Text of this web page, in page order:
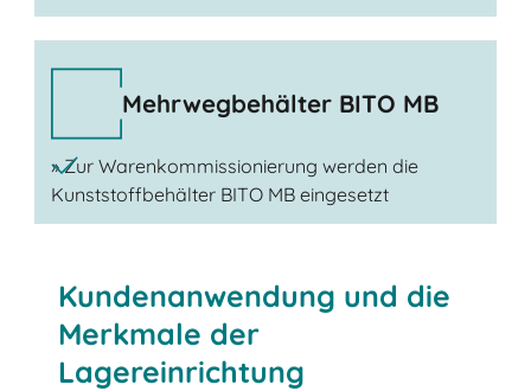
Mehrwegbehälter BITO MB
» Zur Warenkommissionierung werden die
Kunststoffbehälter BITO MB eingesetzt
Kundenanwendung und die
Merkmale der
Lagereinrichtung